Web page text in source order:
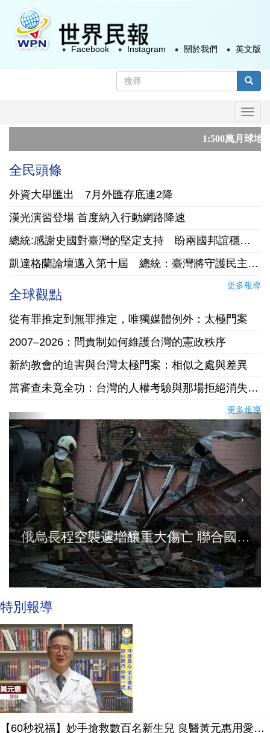
容
搜
尋
Facebook Instagram 關於我們 英文版
1:500萬月球地質圖 陸立下深空探
全民頭條
外資大舉匯出 7月外匯存底連2降
漢光演習登場 首度納入行動網路降速
總統:感謝史國對臺灣的堅定支持 盼兩國邦誼穩固向前
凱達格蘭論壇邁入第十屆 總統：臺灣將守護民主自由、維護區域和平
更多報導
全球觀點
從有罪推定到無罪推定，唯獨媒體例外：太極門案
2007–2026：問責制如何維護台灣的憲政秩序
新約教會的迫害與台灣太極門案：相似之處與差異
當審查未竟全功：台灣的人權考驗與那場拒絕消失的懸案
更多報導
俄烏長程空襲遽增釀重大傷亡 聯合國疾呼停火與國際急馳援
特別報導
【60秒祝福】妙手搶救數百名新生兒 良醫黃元惠用愛讀懂病患的心